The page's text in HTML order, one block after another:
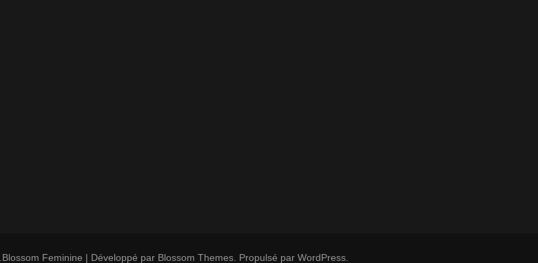
Blossom Feminine | Développé par Blossom Themes . Propulsé par WordPress